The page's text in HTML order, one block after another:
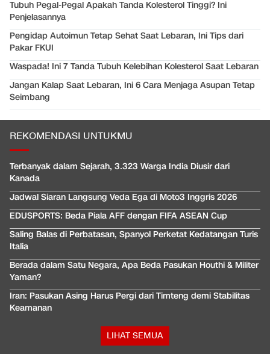
Tubuh Pegal-Pegal Apakah Tanda Kolesterol Tinggi? Ini
Penjelasannya
Pengidap Autoimun Tetap Sehat Saat Lebaran, Ini Tips dari
Pakar FKUI
Waspada! Ini 7 Tanda Tubuh Kelebihan Kolesterol Saat Lebaran
Jangan Kalap Saat Lebaran, Ini 6 Cara Menjaga Asupan Tetap
Seimbang
REKOMENDASI UNTUKMU
Terbanyak dalam Sejarah, 3.323 Warga India Diusir dari
Kanada
Jadwal Siaran Langsung Veda Ega di Moto3 Inggris 2026
EDUSPORTS: Beda Piala AFF dengan FIFA ASEAN Cup
Saling Balas di Perbatasan, Spanyol Perketat Kedatangan Turis
Italia
Berada dalam Satu Negara, Apa Beda Pasukan Houthi & Militer
Yaman?
Iran: Pasukan Asing Harus Pergi dari Timteng demi Stabilitas
Keamanan
LIHAT SEMUA